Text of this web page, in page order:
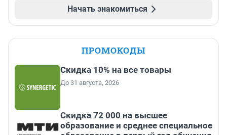
Начать знакомиться
ПРОМОКОДЫ
Скидка 10% на все товары
До 31 августа, 2026
Скидка 72 000 на высшее
образование и среднее специальное